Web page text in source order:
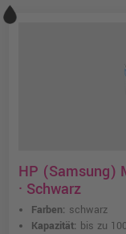
HP (Samsung)
· Schwarz
Farben: schwarz
Kapazität: bis zu